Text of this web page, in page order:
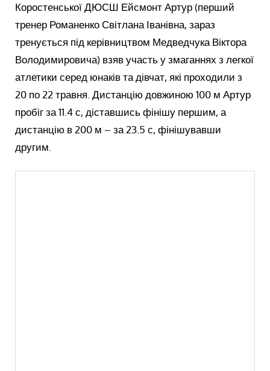
Коростенської ДЮСШ Ейсмонт Артур (перший
тренер Романенко Світлана Іванівна, зараз
тренується під керівництвом Медведчука Віктора
Володимировича) взяв участь у змаганнях з легкої
атлетики серед юнаків та дівчат, які проходили з
20 по 22 травня. Дистанцію довжиною 100 м Артур
пробіг за 11.4 с, діставшись фінішу першим, а
дистанцію в 200 м – за 23.5 с, фінішувавши
другим.